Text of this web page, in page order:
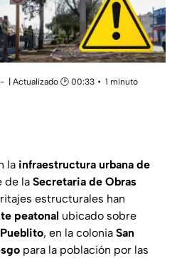
| Actualizado 🕑 00:33
1 minuto
la infraestructura urbana de
de la Secretaria de Obras
estructurales han
peatonal ubicado sobre
, en la colonia San
para la población por las